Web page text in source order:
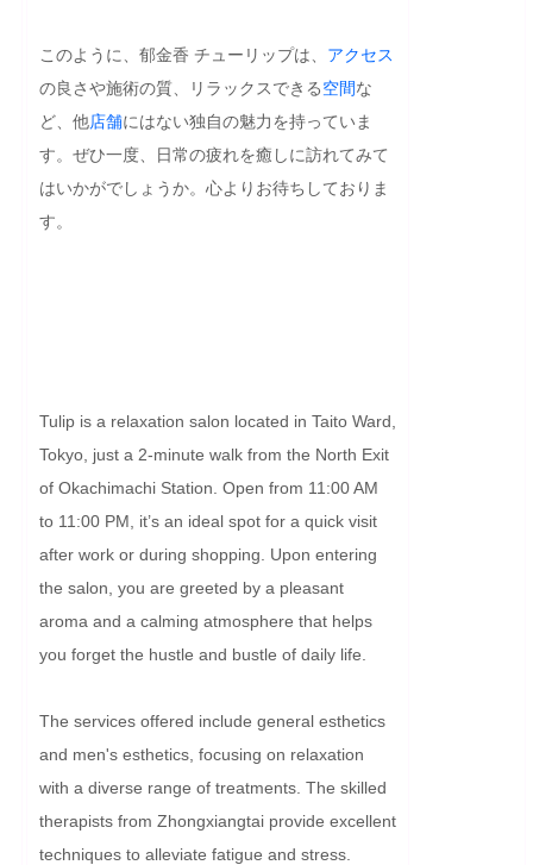
このように、郁金香 チューリップは、 アクセス
の良さや施術の質、リラックスできる空間な
ど、他店舗にはない独自の魅力を持っていま
す。ぜひ一度、日常の疲れを癒しに訪れてみて
はいかがでしょうか。心よりお待ちしておりま
す。
Tulip is a relaxation salon located in Taito Ward,
Tokyo, just a 2-minute walk from the North Exit
of Okachimachi Station. Open from 11:00 AM
to 11:00 PM, it’s an ideal spot for a quick visit
after work or during shopping. Upon entering
the salon, you are greeted by a pleasant
aroma and a calming atmosphere that helps
you forget the hustle and bustle of daily life.
The services offered include general esthetics
and men's esthetics, focusing on relaxation
with a diverse range of treatments. The skilled
therapists from Zhongxiangtai provide excellent
techniques to alleviate fatigue and stress.